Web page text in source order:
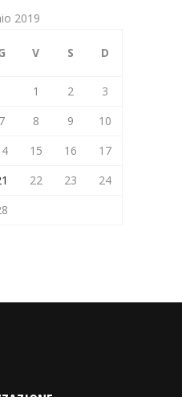
2019
V S D
1 2
3
7 8 9
10
15 16
17
22 23
24